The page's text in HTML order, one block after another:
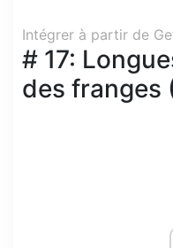
Intégrer à partir de
# 17:
des franges